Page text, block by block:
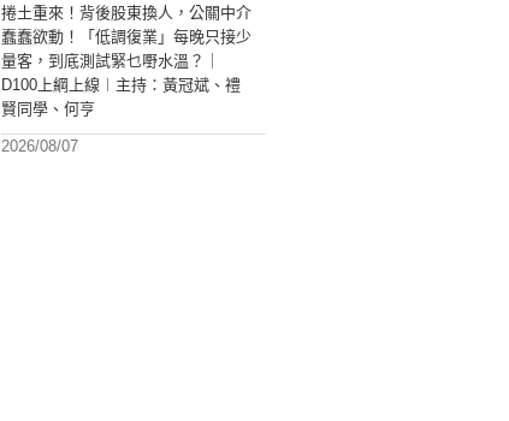
捲土重來！背後股東換人，公關中介
蠢蠢欲動！「低調復業」每晚只接少
量客，到底測試緊乜嘢水溫？｜
D100上綱上線︱主持：黃冠斌、禮
賢同學、何亨
2026/08/07